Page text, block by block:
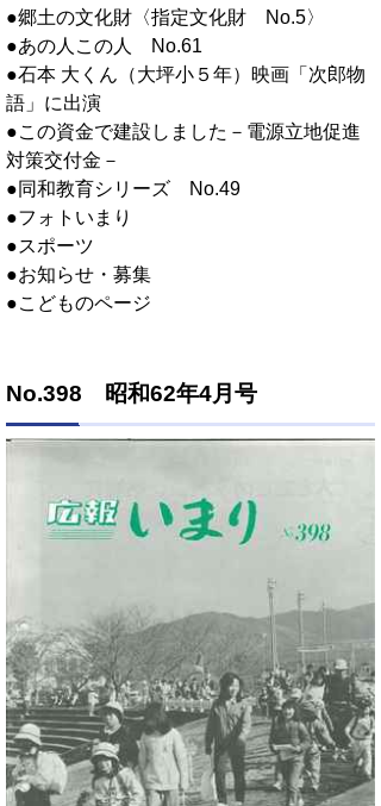
●郷土の文化財〈指定文化財 No.5〉
●あの人この人 No.61
●石本 大くん（大坪小５年）映画「次郎物
語」に出演
●この資金で建設しました－電源立地促進
対策交付金－
●同和教育シリーズ No.49
●フォトいまり
●スポーツ
●お知らせ・募集
●こどものページ
No.398 昭和62年4月号